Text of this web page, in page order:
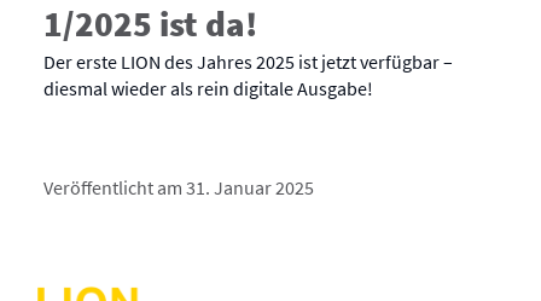
1/2025 ist da!
Der erste LION des Jahres 2025 ist jetzt verfügbar –
diesmal wieder als rein digitale Ausgabe!
Veröffentlicht am 31. Januar 2025